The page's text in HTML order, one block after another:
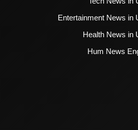
Entertainment News in
Health News in
Hum News